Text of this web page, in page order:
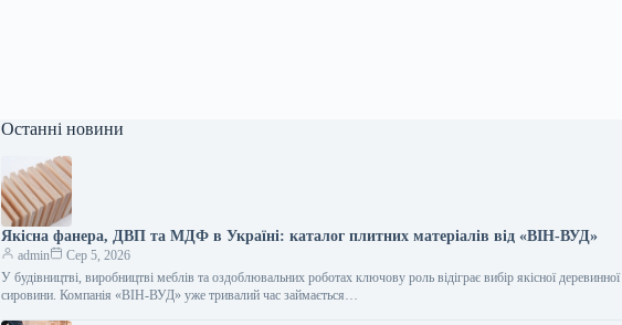
Останні новини
Якісна фанера, ДВП та МДФ в Україні: каталог плитних матеріалів від «ВІН-ВУД»
admin
Сер 5, 2026
У будівництві, виробництві меблів та оздоблювальних роботах ключову роль відіграє вибір якісної деревинної
сировини. Компанія «ВІН-ВУД» уже тривалий час займається…